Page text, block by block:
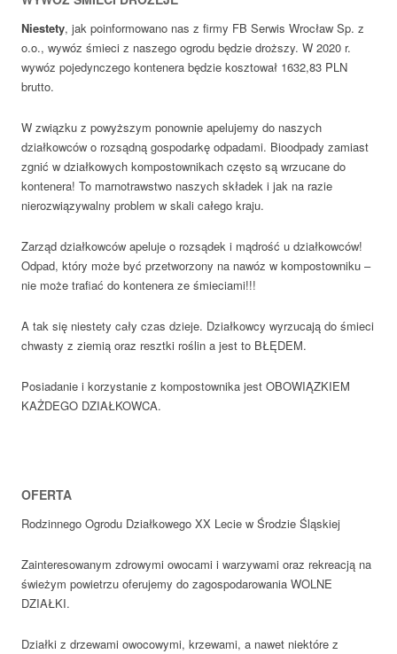
Niestety, jak poinformowano nas z firmy FB Serwis Wrocław Sp. z
o.o., wywóz śmieci z naszego ogrodu będzie droższy. W 2020 r.
wywóz pojedynczego kontenera będzie kosztował 1632,83 PLN
brutto.
W związku z powyższym ponownie apelujemy do naszych
działkowców o rozsądną gospodarkę odpadami. Bioodpady zamiast
zgnić w działkowych kompostownikach często są wrzucane do
kontenera! To marnotrawstwo naszych składek i jak na razie
nierozwiązywalny problem w skali całego kraju.
Zarząd działkowców apeluje o rozsądek i mądrość u działkowców!
Odpad, który może być przetworzony na nawóz w kompostowniku –
nie może trafiać do kontenera ze śmieciami!!!
A tak się niestety cały czas dzieje. Działkowcy wyrzucają do śmieci
chwasty z ziemią oraz resztki roślin a jest to BŁĘDEM.
Posiadanie i korzystanie z kompostownika jest OBOWIĄZKIEM
KAŻDEGO DZIAŁKOWCA.
OFERTA
Rodzinnego Ogrodu Działkowego XX Lecie w Środzie Śląskiej
Zainteresowanym zdrowymi owocami i warzywami oraz rekreacją na
świeżym powietrzu oferujemy do zagospodarowania WOLNE
DZIAŁKI.
Działki z drzewami owocowymi, krzewami, a nawet niektóre z